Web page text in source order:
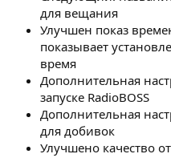
для вещания
Улучшен показ
показывает
время
Дополнительная
запуске RadioBOSS
Дополнительная
для добивок
Улучшено качество